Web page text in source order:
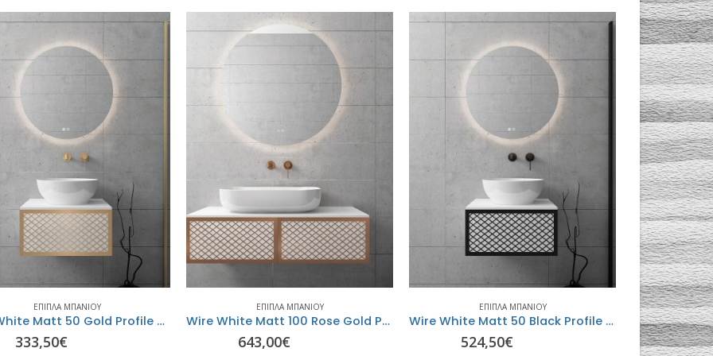
ΈΠΙΠΛΑ ΜΠΆΝΙΟΥ
Wire White Matt 50 Gold Profile με ένα πορτάκι- ORABELLA
333,50€
ΈΠΙΠΛΑ ΜΠΆΝΙΟΥ
Wire White Matt 100 Rose Gold Profile – ORABELLA
643,00€
ΈΠΙΠΛΑ ΜΠΆΝΙΟΥ
Wire White Matt 50 Black Profile με δύο πορτάκια – ORABELLA
524,50€
Μοντέλο 35